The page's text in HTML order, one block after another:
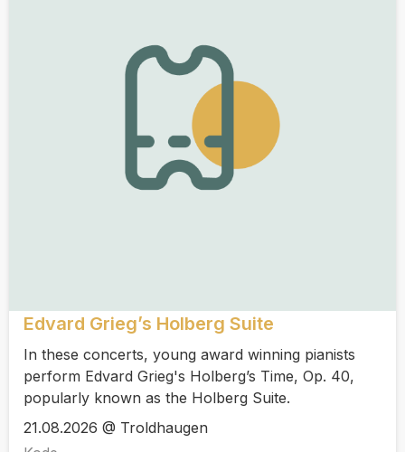
Edvard Grieg’s Holberg Suite
In these concerts, young award winning pianists
perform Edvard Grieg's Holberg’s Time, Op. 40,
popularly known as the Holberg Suite.
21.08.2026 @ Troldhaugen